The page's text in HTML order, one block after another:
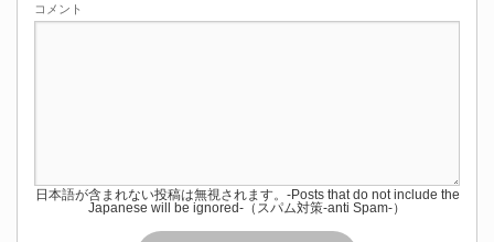
コメント
日本語が含まれない投稿は無視されます。-Posts that do not include the
Japanese will be ignored-（スパム対策-anti Spam-）